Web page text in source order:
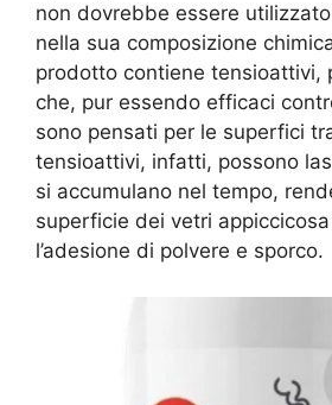
non dovrebbe essere
nella sua composizione
prodotto contiene tensioattivi,
che, pur essendo efficaci
sono pensati per le superfici
tensioattivi, infatti, possono
si accumulano nel tempo,
superficie dei vetri
l’adesione di polvere e sporco.